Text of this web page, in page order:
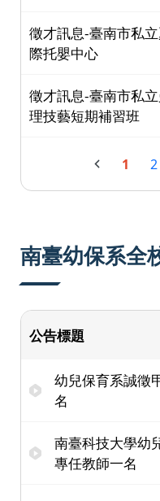
徵才訊息-臺南市私
際托嬰中心
徵才訊息-臺南市私
理技藝短期補習班
1 2
南臺幼保系全
公告標題
幼兒保育系誠徵
名
南臺科技大學幼
專任教師一名